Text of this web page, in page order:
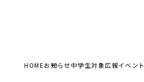
HOMEお知らせ中学生対象広報イベント